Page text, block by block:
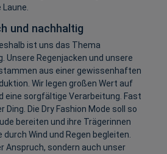
und nachhaltig
ist uns das Thema
Unsere Regenjacken und unsere
aus einer gewissenhaften
Wir legen großen Wert auf
eine sorgfältige Verarbeitung. Fast
Ding. Die Dry Fashion Mode soll so
bereiten und ihre Trägerinnen
Wind und Regen begleiten.
Anspruch, sondern auch unser